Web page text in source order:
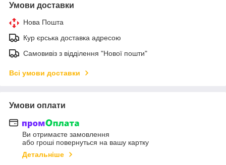
Умови доставки
Нова Пошта
Кур єрська доставка адресою
Самовивіз з відділення "Нової пошти"
Всі умови доставки
Умови оплати
Ви отримаєте замовлення
або гроші повернуться на вашу картку
Детальніше